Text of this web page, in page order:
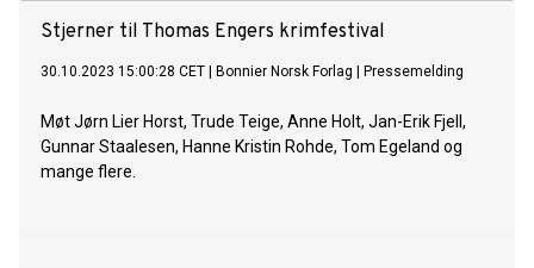
Stjerner til Thomas Engers krimfestival
30.10.2023 15:00:28 CET Bonnier Norsk Forlag Pressemelding
Møt Jørn Lier Horst, Trude Teige, Anne Holt, Jan-Erik Fjell,
Gunnar Staalesen, Hanne Kristin Rohde, Tom Egeland og
mange flere.